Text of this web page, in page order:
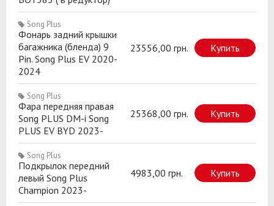
Song Plus
Фонарь задний крышки
багажника (бленда) 9
Pin. Song Plus EV 2020-
2024
23556,00 грн. Купить
Song Plus
Фара передняя правая
Song PLUS DM-i Song
PLUS EV BYD 2023-
25368,00 грн. Купить
Song Plus
Подкрылок передний
левый Song Plus
Champion 2023-
4983,00 грн. Купить